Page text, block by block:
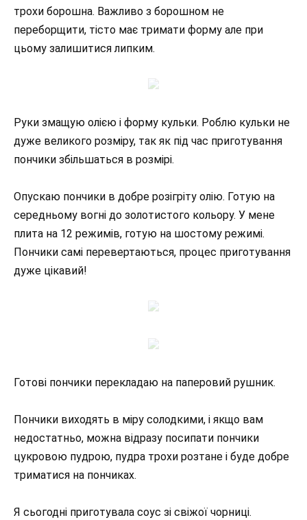
трохи борошна. Важливо з борошном не
переборщити, тісто має тримати форму але при
цьому залишитися липким.
Руки змащую олією і форму кульки. Роблю кульки не
дуже великого розміру, так як під час приготування
пончики збільшаться в розмірі.
Опускаю пончики в добре розігріту олію. Готую на
середньому вогні до золотистого кольору. У мене
плита на 12 режимів, готую на шостому режимі.
Пончики самі перевертаються, процес приготування
дуже цікавий!
Готові пончики перекладаю на паперовий рушник.
Пончики виходять в міру солодкими, і якщо вам
недостатньо, можна відразу посипати пончики
цукровою пудрою, пудра трохи розтане і буде добре
триматися на пончиках.
Я сьогодні приготувала соус зі свіжої чорниці.